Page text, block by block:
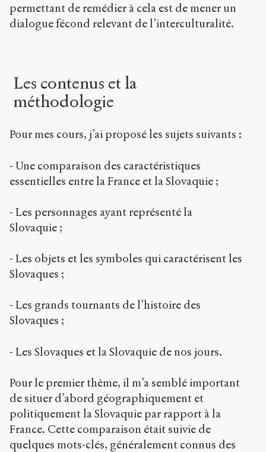
permettant de remédier à cela est de mener un
dialogue fécond relevant de l’interculturalité.
Les contenus et la
méthodologie
Pour mes cours, j’ai proposé les sujets suivants :
- Une comparaison des caractéristiques
essentielles entre la France et la Slovaquie ;
- Les personnages ayant représenté la
Slovaquie ;
- Les objets et les symboles qui caractérisent les
Slovaques ;
- Les grands tournants de l’histoire des
Slovaques ;
- Les Slovaques et la Slovaquie de nos jours.
Pour le premier thème, il m’a semblé important
de situer d’abord géographiquement et
politiquement la Slovaquie par rapport à la
France. Cette comparaison était suivie de
quelques mots-clés, généralement connus des